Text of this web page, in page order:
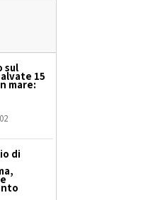
sul
15
mare:
di